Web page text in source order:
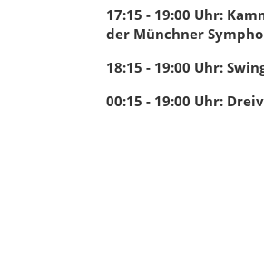
17:15 - 19:00 Uhr:
der Münchner
18:15 - 19:00 Uhr:
00:15 - 19:00 Uhr: